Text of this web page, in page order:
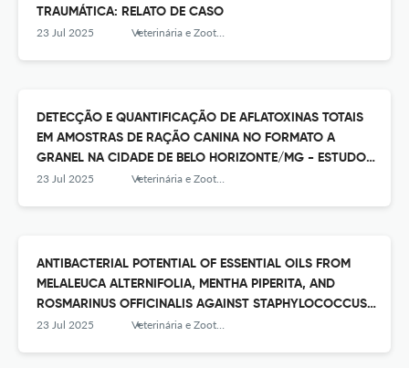
TRAUMÁTICA: RELATO DE CASO
23 Jul 2025 Veterinária e Zootecnia
DETECÇÃO E QUANTIFICAÇÃO DE AFLATOXINAS TOTAIS
EM AMOSTRAS DE RAÇÃO CANINA NO FORMATO A
GRANEL NA CIDADE DE BELO HORIZONTE/MG - ESTUDO
PILOTO
23 Jul 2025 Veterinária e Zootecnia
ANTIBACTERIAL POTENTIAL OF ESSENTIAL OILS FROM
MELALEUCA ALTERNIFOLIA, MENTHA PIPERITA, AND
ROSMARINUS OFFICINALIS AGAINST STAPHYLOCOCCUS
PSEUDINTERMEDIUS ISOLATES
23 Jul 2025 Veterinária e Zootecnia